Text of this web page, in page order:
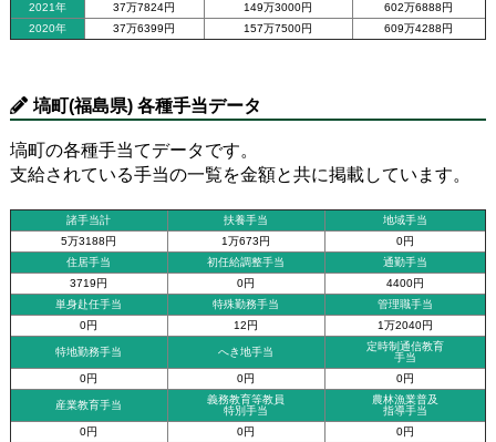
2021年
37万7824円 149万3000円
602万6888円
2020年
37万6399円 157万7500円 609万4288円
塙町(福島県) 各種手当データ
塙町の各種手当てデータです。
支給されている手当の一覧を金額と共に掲載しています。
諸手当計 扶養手当
地域手当
5万3188円
1万673円
0円
住居手当
初任給調整手当
通勤手当
3719円
0円
4400円
単身赴任手当
特殊勤務手当
管理職手当
0円
12円 1万2040円
特地勤務手当 へき地手当
定時制通信教育
手当
0円
0円 0円
産業教育手当
義務教育等教員
特別手当
農林漁業普及
指導手当
0円
0円 0円